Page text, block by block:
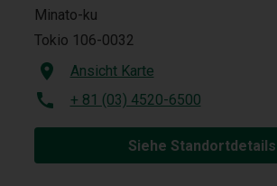
Minato-ku
Tokio 106-0032
Ansicht Karte
+ 81 (03) 4520-6500
Siehe Standortdetails